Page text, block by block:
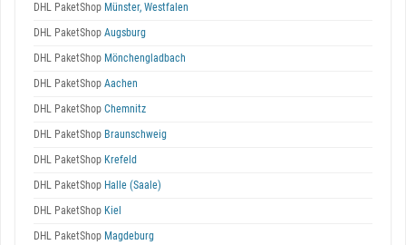
DHL PaketShop Münster, Westfalen
DHL PaketShop Augsburg
DHL PaketShop Mönchengladbach
DHL PaketShop Aachen
DHL PaketShop Chemnitz
DHL PaketShop Braunschweig
DHL PaketShop Krefeld
DHL PaketShop Halle (Saale)
DHL PaketShop Kiel
DHL PaketShop Magdeburg